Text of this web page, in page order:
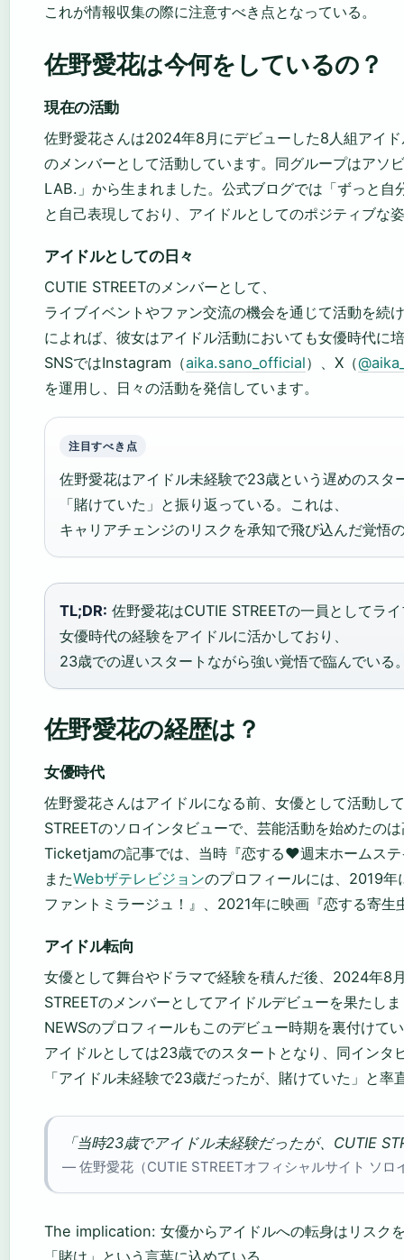
これが情報収集の際に注意すべき点となっている。
佐野愛花は今何をしているの？
現在の活動
佐野愛花さんは2024年8月にデビューした8人組アイ
のメンバーとして活動しています。同グループはアソ
LAB.」から生まれました。公式ブログでは「ずっと自
と自己表現しており、アイドルとしてのポジティブな
アイドルとしての日々
CUTIE STREETのメンバーとして、
ライブイベントやファン交流の機会を通じて活動を続
によれば、彼女はアイドル活動においても女優時代に
SNSではInstagram（aika.sano_official）、X（
を運用し、日々の活動を発信しています。
注目すべき点
佐野愛花はアイドル未経験で23歳という遅めのスタ
「賭けていた」と振り返っている。これは、
キャリアチェンジのリスクを承知で飛び込んだ覚悟
TL;DR: 佐野愛花はCUTIE STREETの一員としてラ
女優時代の経験をアイドルに活かしており、
23歳での遅いスタートながら強い覚悟で臨んでいる
佐野愛花の経歴は？
女優時代
佐野愛花さんはアイドルになる前、女優として活動し
STREETのソロインタビューで、芸能活動を始めたの
Ticketjamの記事では、当時『恋する♥週末ホームス
またWebザテレビジョンのプロフィールには、2019
ファントミラージュ！』、2021年に映画『恋する寄生
アイドル転向
女優として舞台やドラマで経験を積んだ後、2024年8
STREETのメンバーとしてアイドルデビューを果たし
NEWSのプロフィールもこのデビュー時期を裏付けて
アイドルとしては23歳でのスタートとなり、同インタ
「アイドル未経験で23歳だったが、賭けていた」と率
「当時23歳でアイドル未経験だったが、CUTIE
— 佐野愛花（CUTIE STREETオフィシャルサイト ソロ
The implication: 女優からアイドルへの転身はリスク
「賭け」という言葉に込めている。